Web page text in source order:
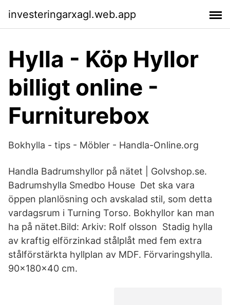
investeringarxagl.web.app
Hylla - Köp Hyllor
billigt online -
Furniturebox
Bokhylla - tips - Möbler - Handla-Online.org
Handla Badrumshyllor på nätet | Golvshop.se.
Badrumshylla Smedbo House Det ska vara
öppen planlösning och avskalad stil, som detta
vardagsrum i Turning Torso. Bokhyllor kan man
ha på nätet.Bild: Arkiv: Rolf olsson Stadig hylla
av kraftig elförzinkad stålplåt med fem extra
stålförstärkta hyllplan av MDF. Förvaringshylla.
90x180x40 cm.